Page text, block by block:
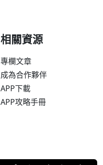
相關資源
專欄文章
成為合作夥伴
APP下載
APP攻略手冊